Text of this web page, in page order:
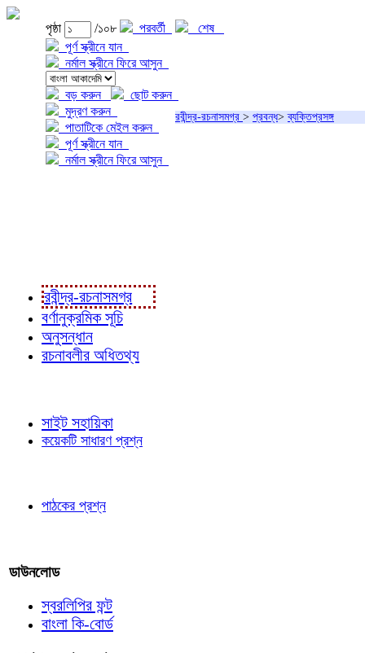
পৃষ্ঠা /১০৮ পরবর্তী
শেষ
পূর্ণ স্ক্রীনে যান
নর্মাল স্ক্রীনে ফিরে আসুন
বড় করুন
ছোট করুন
মুদ্রণ করুন
পাতাটিকে মেইল করুন
পূর্ণ স্ক্রীনে যান
নর্মাল স্ক্রীনে ফিরে আসুন
রবীন্দ্র-রচনাসমগ্র > প্রবন্ধ>ব্যক্তিপ্রসঙ্গ
রবীন্দ্র-রচনাসমগ্র
বর্ণানুক্রমিক সূচি
অনুসন্ধান
রচনাবলীর অধিতথ্য
সাইট সহায়িকা
কয়েকটি সাধারণ প্রশ্ন
পাঠকের প্রশ্ন
ডাউনলোড
স্বরলিপির ফন্ট
বাংলা কি-বোর্ড